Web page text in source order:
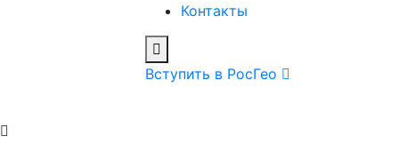
Контакты
Вступить в РосГео